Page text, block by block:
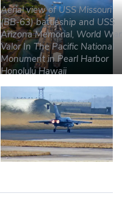
Aerial view of USS Missouri
(BB-63) battleship and USS
Arizona Memorial, World
Valor In The Pacific National
Monument in Pearl Harbor
Honolulu Hawaii